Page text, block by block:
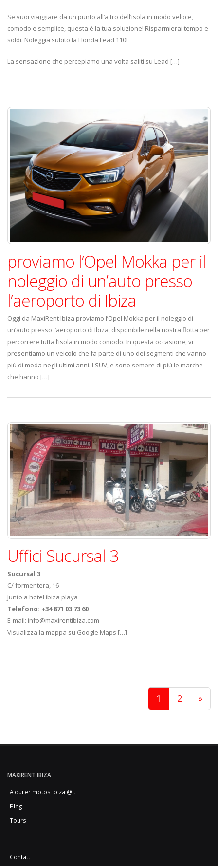
Se vuoi viaggiare da un punto all’altro dell’isola in modo veloce,
comodo e semplice, questa è la tua soluzione! Risparmierai tempo e
soldi. Noleggia subito la Honda Lead 110!
La sensazione che percepiamo una volta saliti su Lead […]
proviamo l’Opel Mokka per il
noleggio di un’auto presso
l’aeroporto di Ibiza
Oggi da MaxiRent Ibiza proviamo l’Opel Mokka per il noleggio di
un’auto presso l’aeroporto di Ibiza, disponibile nella nostra flotta per
percorrere tutta l’isola in modo comodo. In questa occasione, vi
presentiamo un veicolo che fa parte di uno dei segmenti che vanno
più di moda negli ultimi anni. I SUV, e sono sempre di più le marche
che hanno […]
Uffici Sucursal 3
Sucursal 3
C/ formentera, 16
Junto a hotel ibiza playa
Telefono: +34 871 03 73 60
E-mail: info@maxirentibiza.com
Visualizza la mappa su Google Maps […]
1 2 »
MAXIRENT IBIZA
Alquiler motos Ibiza @it
Blog
Tours
Contatti